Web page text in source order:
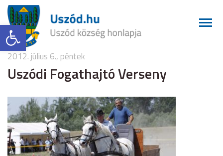
Eszköztár megnyitása
2012. július 6., péntek
Uszódi Fogathajtó Verseny